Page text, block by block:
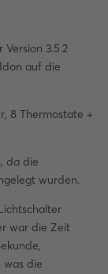
3.5.2
auf die
8 Thermostate +
da die
wurden.
war die Zeit
was die